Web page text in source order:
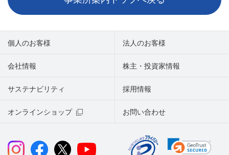
個人のお客様 法人のお客様
会社情報 株主・投資家情報
サステナビリティ
オンラインショップ お問い合わせ
採用情報